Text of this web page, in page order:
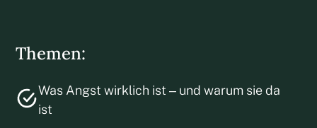
Themen:
Was Angst wirklich ist – und warum sie da
ist